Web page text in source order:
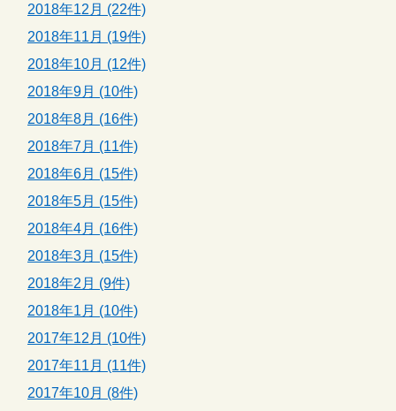
2018年12月 (22件)
2018年11月 (19件)
2018年10月 (12件)
2018年9月 (10件)
2018年8月 (16件)
2018年7月 (11件)
2018年6月 (15件)
2018年5月 (15件)
2018年4月 (16件)
2018年3月 (15件)
2018年2月 (9件)
2018年1月 (10件)
2017年12月 (10件)
2017年11月 (11件)
2017年10月 (8件)